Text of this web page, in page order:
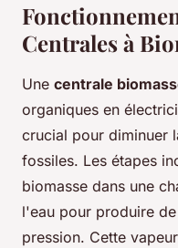
Centrales à
Une centrale
organiques en
crucial pour diminuer
fossiles. Les étapes
biomasse dans une
l'eau pour produire
pression. Cette